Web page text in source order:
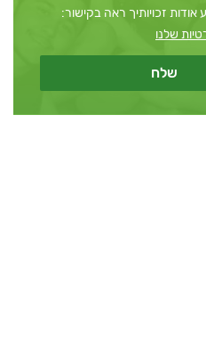
אודות זכויותיך ראה בקישור:
שלנו
שלח